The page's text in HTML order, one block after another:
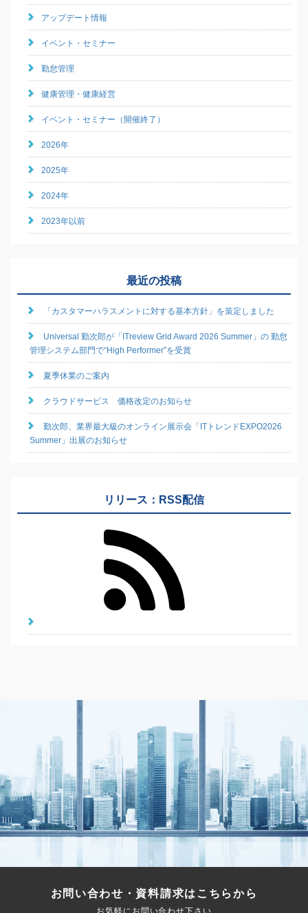
アップデート情報
イベント・セミナー
勤怠管理
健康管理・健康経営
イベント・セミナー（開催終了）
2026年
2025年
2024年
2023年以前
最近の投稿
「カスタマーハラスメントに対する基本方針」を策定しました
Universal 勤次郎が「ITreview Grid Award 2026 Summer」の 勤怠
管理システム部門で“High Performer”を受賞
夏季休業のご案内
クラウドサービス 価格改定のお知らせ
勤次郎、業界最大級のオンライン展示会「ITトレンドEXPO2026
Summer」出展のお知らせ
リリース：RSS配信
お問い合わせ・資料請求はこちらから
お気軽にお問い合わせ下さい